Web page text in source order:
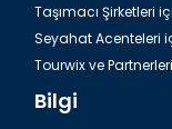
Taşımacı Şirketleri
Seyahat Acenteleri
Tourwix ve Partnerleri
Bilgi